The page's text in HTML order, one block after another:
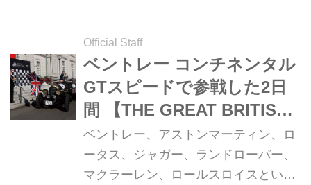
Official Staff
ベントレー コンチネンタル
GTスピードで参戦した2日
間 【THE GREAT BRITISH
RALLY 参戦レポート】
ベントレー、アストンマーティン、ロ
ータス、ジャガー、ランドローバー、
マクラーレン、ロールスロイスといっ